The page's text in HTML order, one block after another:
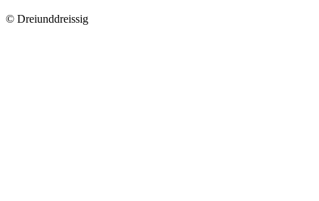
© Dreiunddreissig